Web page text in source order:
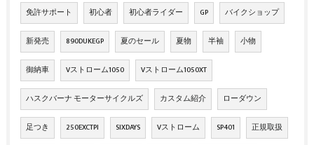
免許サポート 初心者 初心者ライダー GP バイクショップ
新発売 890DUKEGP 夏のセール 夏物 半袖 小物
御納車 Vストローム1050 Vストローム1050XT
ハスクバーナ モーターサイクルズ カスタム紹介 ローダウン
足つき 250EXCTPI SIXDAYS Vストローム SP401 正規取扱